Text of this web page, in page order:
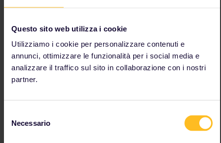
Questo sito web utilizza i cookie
Utilizziamo i cookie per personalizzare contenuti e
annunci, ottimizzare le funzionalità per i social media e
analizzare il traffico sul sito in collaborazione con i nostri
partner.
delNecessario
rendere le attività più
Orientamento dello
schermo nell'app